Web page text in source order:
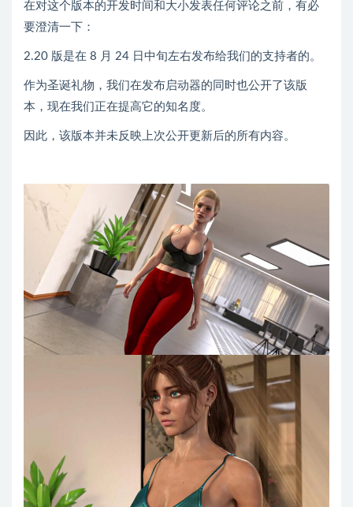
在对这个版本的开发时间和大小发表任何评论之前，有必
要澄清一下：
2.20 版是在 8 月 24 日中旬左右发布给我们的支持者的。
作为圣诞礼物，我们在发布启动器的同时也公开了该版
本，现在我们正在提高它的知名度。
因此，该版本并未反映上次公开更新后的所有内容。